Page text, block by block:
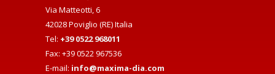
Via Matteotti, 6
42028 Poviglio (RE) Italia
Tel: +39 0522 968011
Fax: +39 0522 967536
E-mail: info@maxima-dia.com